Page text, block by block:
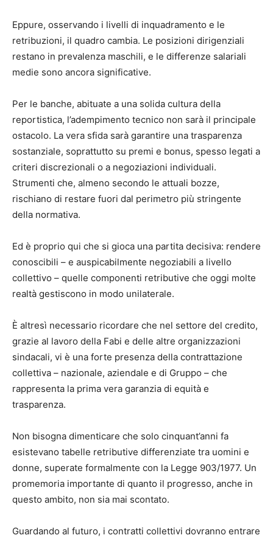
Eppure, osservando i livelli di inquadramento e le
retribuzioni, il quadro cambia. Le posizioni dirigenziali
restano in prevalenza maschili, e le differenze salariali
medie sono ancora significative.
Per le banche, abituate a una solida cultura della
reportistica, l’adempimento tecnico non sarà il principale
ostacolo. La vera sfida sarà garantire una trasparenza
sostanziale, soprattutto su premi e bonus, spesso legati a
criteri discrezionali o a negoziazioni individuali.
Strumenti che, almeno secondo le attuali bozze,
rischiano di restare fuori dal perimetro più stringente
della normativa.
Ed è proprio qui che si gioca una partita decisiva: rendere
conoscibili – e auspicabilmente negoziabili a livello
collettivo – quelle componenti retributive che oggi molte
realtà gestiscono in modo unilaterale.
È altresì necessario ricordare che nel settore del credito,
grazie al lavoro della Fabi e delle altre organizzazioni
sindacali, vi è una forte presenza della contrattazione
collettiva – nazionale, aziendale e di Gruppo – che
rappresenta la prima vera garanzia di equità e
trasparenza.
Non bisogna dimenticare che solo cinquant’anni fa
esistevano tabelle retributive differenziate tra uomini e
donne, superate formalmente con la Legge 903/1977. Un
promemoria importante di quanto il progresso, anche in
questo ambito, non sia mai scontato.
Guardando al futuro, i contratti collettivi dovranno entrare